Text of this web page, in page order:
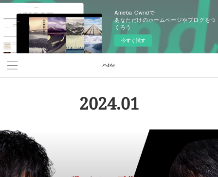
Ameba Owndで
あなただけのホームページやブログをつ
くろう
今すぐ試す
2024.01